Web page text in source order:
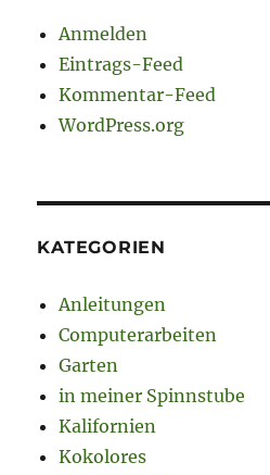
Anmelden
Eintrags-Feed
Kommentar-Feed
WordPress.org
KATEGORIEN
Anleitungen
Computerarbeiten
Garten
in meiner Spinnstube
Kalifornien
Kokolores